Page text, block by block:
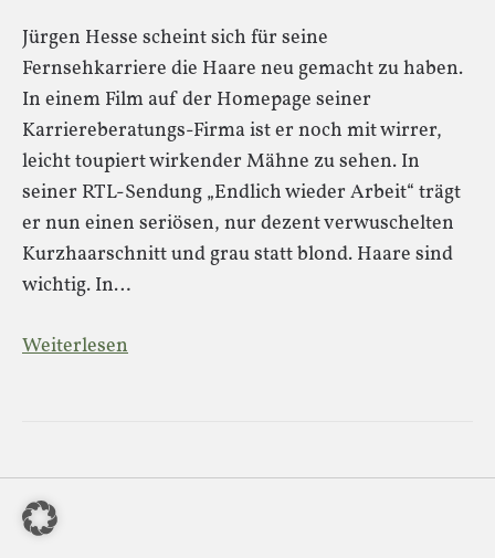
Jürgen Hesse scheint sich für seine
Fernsehkarriere die Haare neu gemacht zu haben.
In einem Film auf der Homepage seiner
Karriereberatungs-Firma ist er noch mit wirrer,
leicht toupiert wirkender Mähne zu sehen. In
seiner RTL-Sendung „Endlich wieder Arbeit“ trägt
er nun einen seriösen, nur dezent verwuschelten
Kurzhaarschnitt und grau statt blond. Haare sind
wichtig. In…
Weiterlesen